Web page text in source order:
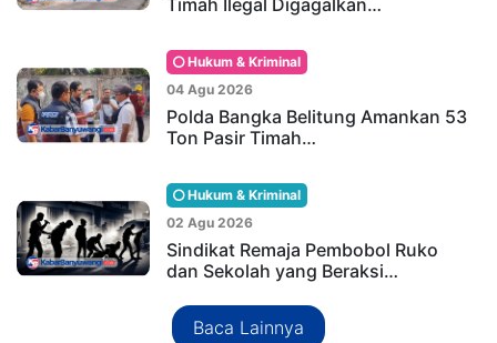
Hukum & Kriminal
04 Agu 2026
Polda Bangka Belitung Amankan 53
Ton Pasir Timah…
Hukum & Kriminal
02 Agu 2026
Sindikat Remaja Pembobol Ruko
dan Sekolah yang Beraksi…
Baca Lainnya